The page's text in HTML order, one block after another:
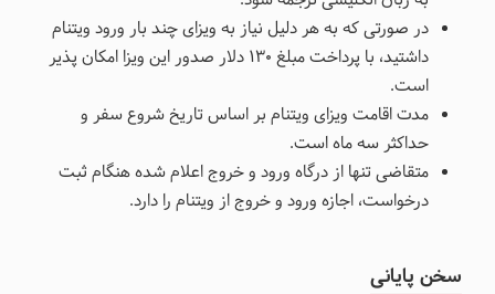
در صورتی که به هر دلیل نیاز به ویزای چند بار ورود ویتنام
داشتید، با پرداخت مبلغ 130 دلار صدور این ویزا امکان پذیر
است.​​​​​
مدت اقامت ویزای ویتنام بر اساس تاریخ شروع سفر و
حداکثر سه ماه است.
متقاضی تنها از درگاه ورود و خروج اعلام شده هنگام ثبت
درخواست، اجازه ورود و خروج از ویتنام را دارد.
سخن پایانی